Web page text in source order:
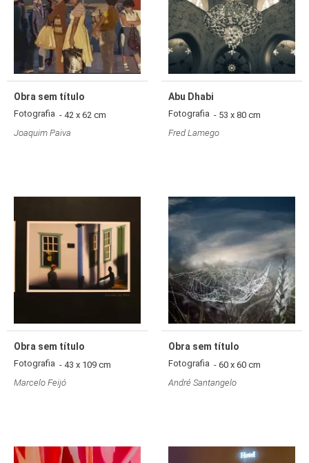
Obra sem título
Fotografia - 42 x 62 cm
Joaquim Paiva
Abu Dhabi
Fotografia - 53 x 80 cm
Fred Lamego
Obra sem título
Fotografia - 43 x 109 cm
Marcelo Feijó
Obra sem título
Fotografia - 60 x 60 cm
André Santangelo